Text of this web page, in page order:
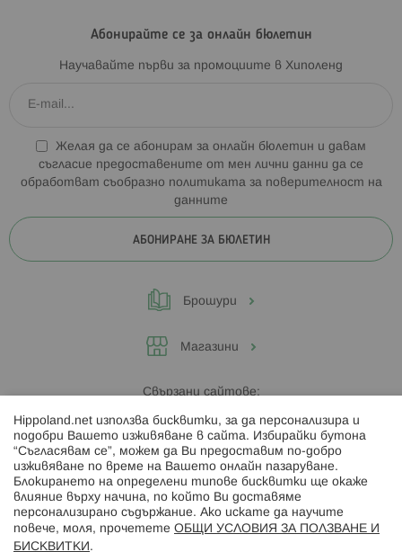
Абонирайте се за онлайн бюлетин
Научавайте първи за промоциите в Хиполенд
Желая да се абонирам за онлайн бюлетин и давам
съгласие предоставените от мен лични данни да се
обработват съобразно политиката за поверителност на
данните
АБОНИРАНЕ ЗА БЮЛЕТИН
Брошури
Магазини
Свързани сайтове:
Hippoland.ro
Последвайте ни:
Hippoland.net използва бисквитки, за да персонализира и
подобри Вашето изживяване в сайта. Избирайки бутона
“Съгласявам се”, можем да Ви предоставим по-добро
изживяване по време на Вашето онлайн пазаруване.
Блокирането на определени типове бисквитки ще окаже
влияние върху начина, по който Ви доставяме
персонализирано съдържание. Ако искате да научите
повече, моля, прочетете ОБЩИ УСЛОВИЯ ЗА ПОЛЗВАНЕ И
БИСКВИТКИ .